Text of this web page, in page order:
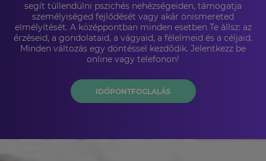
segít túllendülni pszichés nehézségeiden, támogatja
személyiséged fejlődését vagy akár önismereted
elmélyítését. A középpontban minden esetben Te állsz: az
érzéseid, a gondolataid, a vágyaid, a félelmeid és a céljaid.
Minden változás egy döntéssel kezdődik. Jelentkezz be
online vagy telefonon!
IDŐPONTFOGLALÁS